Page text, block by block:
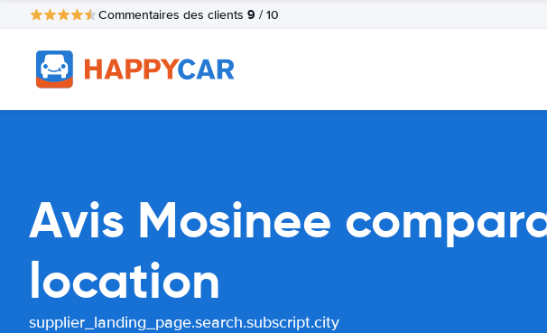
Commentaires des clients 9 / 10
Avis Mosinee
location
supplier_landing_page.search.subscript.city